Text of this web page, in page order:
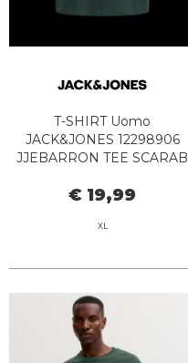
T-SHIRT Uomo
JACK&JONES 12298906
JJEBARRON TEE SCARAB
€ 19,99
XL